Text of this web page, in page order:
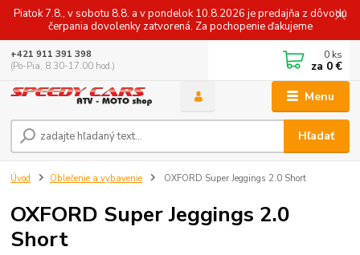
Piatok 7.8., v sobotu 8.8. a v pondelok 10.8.2026 je predajňa z dôvodu
čerpania dovolenky zatvorená. Za pochopenie ďakujeme
Menu
Hľadať
+421 911 391 398
(Po-Pia, 8.30-17.00 hod.)
0 ks
za 0 €
Úvod Oblečenie a vybavenie OXFORD Super Jeggings 2.0 Short
OXFORD Super Jeggings 2.0
Short